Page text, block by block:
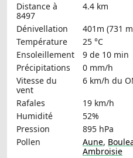
Distance à
8497
4.4 km
Dénivellation
401m (731
Température
25 °C
Ensoleillement
9 de 10 min
Précipitations
0 mm/h
Vitesse du
vent
6 km/h du
Rafales
19 km/h
Humidité
52%
Pression
895 hPa
Pollen
Aune,
Ambroisie